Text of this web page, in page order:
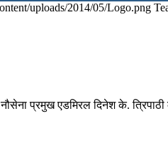
uploads/2014/05/Logo.png
प्रमुख एडमिरल दिनेश के. त्रिपाठी